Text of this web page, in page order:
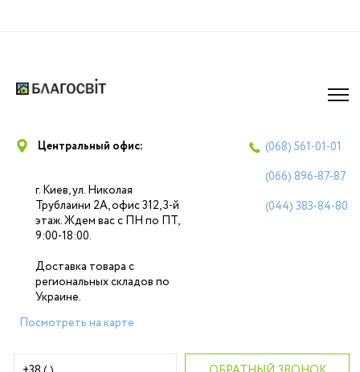
Центральный офис:
г. Киев, ул. Николая
Трублаини 2А, офис 312, 3-й
этаж. Ждем вас с ПН по ПТ,
9:00-18:00.
Доставка товара с
региональных складов по
Украине.
Посмотреть на карте
(068) 561-01-01
(066) 896-87-87
(044) 383-84-80